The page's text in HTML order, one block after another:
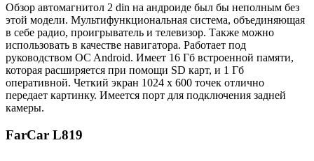
Обзор автомагнитол 2 din на андроиде был бы неполным без
этой модели. Мультифункциональная система, объединяющая
в себе радио, проигрыватель и телевизор. Также можно
использовать в качестве навигатора. Работает под
руководством OC Android. Имеет 16 Гб встроенной памяти,
которая расширяется при помощи SD карт, и 1 Гб
оперативной. Четкий экран 1024 х 600 точек отлично
передает картинку. Имеется порт для подключения задней
камеры.
FarCar L819